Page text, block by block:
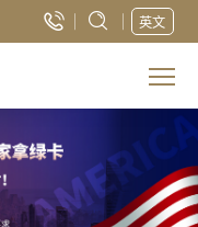
英文